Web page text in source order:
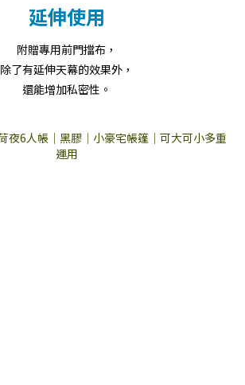
延伸使用
附贈專用前門擋布，
除了有延伸天幕的效果外，
還能增加私密性。